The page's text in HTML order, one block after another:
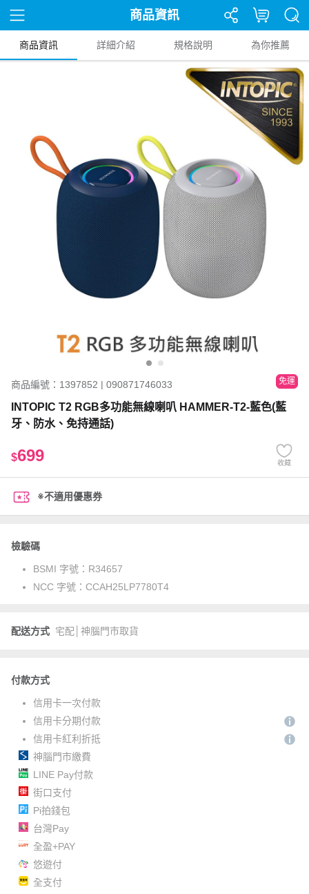
商品資訊
商品資訊 詳細介紹 規格說明 為你推薦
商品編號：1397852 | 090871746033 免運
INTOPIC T2 RGB多功能無線喇叭 HAMMER-T2-藍色(藍
牙、防水、免持通話)
$699 收藏
※不適用優惠券
檢驗碼
BSMI 字號： R34657
NCC 字號： CCAH25LP7780T4
配送方式 宅配│神腦門市取貨
付款方式
信用卡一次付款
信用卡分期付款
信用卡紅利折抵
神腦門市繳費
LINE Pay付款
街口支付
Pi拍錢包
台灣Pay
全盈+PAY
悠遊付
全支付